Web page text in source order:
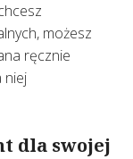
możesz
ręcznie
niej
dla swojej